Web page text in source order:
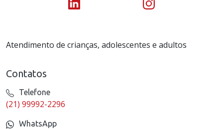
Atendimento de crianças, adolescentes e adultos
Contatos
Telefone
(21) 99992-2296
WhatsApp